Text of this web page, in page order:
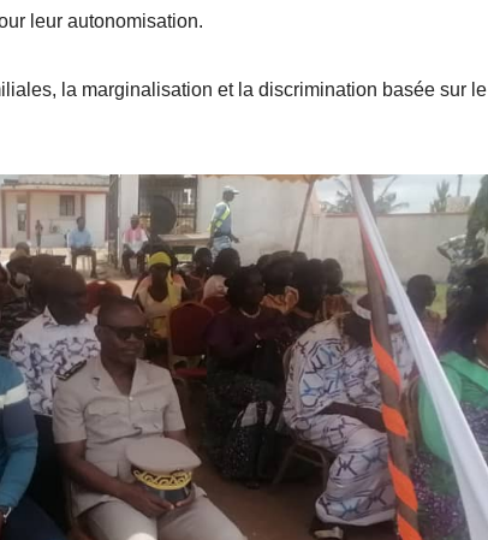
leur autonomisation.
la marginalisation et la discrimination basée sur le